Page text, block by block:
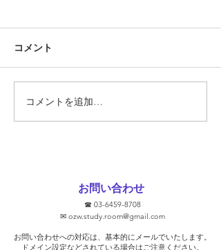
勝負の夏
コメント
コメントを追加…
お問い合わせ
☎ 03-6459-8708
✉ ozw.study.room@gmail.com
お問い合わせへの対応は、基本的にメールでいたします。
​ドメイン設定などされている場合はご注意ください。